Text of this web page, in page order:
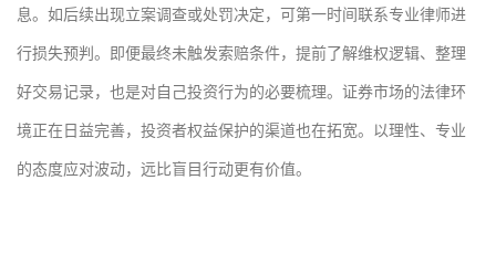
息。如后续出现立案调查或处罚决定，可第一时间联系专业律师进
行损失预判。即便最终未触发索赔条件，提前了解维权逻辑、整理
好交易记录，也是对自己投资行为的必要梳理。证券市场的法律环
境正在日益完善，投资者权益保护的渠道也在拓宽。以理性、专业
的态度应对波动，远比盲目行动更有价值。